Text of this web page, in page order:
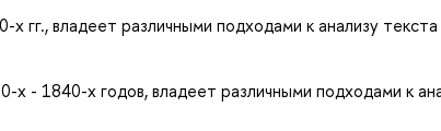
владеет различными подходами к анализу текста
- 1840-х годов, владеет различными подходами к